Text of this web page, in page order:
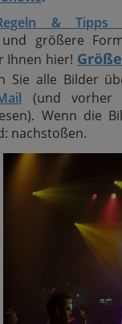
Regeln &
und größere
Ihnen hier!
Sie alle Bilder
(und vorher
Wenn die
nachstoßen.